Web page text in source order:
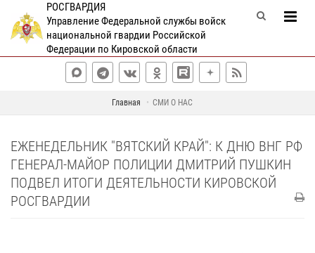
РОСГВАРДИЯ
Управление Федеральной службы войск
национальной гвардии Российской
Федерации по Кировской области
Главная СМИ О НАС
ЕЖЕНЕДЕЛЬНИК "ВЯТСКИЙ КРАЙ": К ДНЮ ВНГ РФ
ГЕНЕРАЛ-МАЙОР ПОЛИЦИИ ДМИТРИЙ ПУШКИН
ПОДВЕЛ ИТОГИ ДЕЯТЕЛЬНОСТИ КИРОВСКОЙ
РОСГВАРДИИ